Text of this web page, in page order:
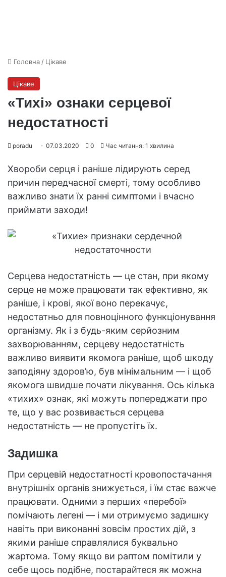
Головна / Цікаве
Цікаве
«Тихі» ознаки серцевої
недостатності
poradu 07.03.2020 0 Час читання: 1 хвилина
Хвороби серця і раніше лідирують серед
причин передчасної смерті, тому особливо
важливо знати їх ранні симптоми і вчасно
приймати заходи!
Серцева недостатність — це стан, при якому
серце не може працювати так ефективно, як
раніше, і крові, якої воно перекачує,
недостатньо для повноцінного функціонування
організму. Як і з будь-яким серйозним
захворюванням, серцеву недостатність
важливо виявити якомога раніше, щоб шкоду
заподіяну здоров’ю, був мінімальним — і щоб
якомога швидше почати лікування. Ось кілька
«тихих» ознак, які можуть попереджати про
те, що у вас розвивається серцева
недостатність — не пропустіть їх.
Задишка
При серцевій недостатності кровопостачання
внутрішніх органів знижується, і їм стає важче
працювати. Одними з перших «перебої»
помічають легені — і ми отримуємо задишку
навіть при виконанні зовсім простих дій, з
якими раніше справлялися буквально
жартома. Тому якщо ви раптом помітили у
себе щось подібне, постарайтеся як можна